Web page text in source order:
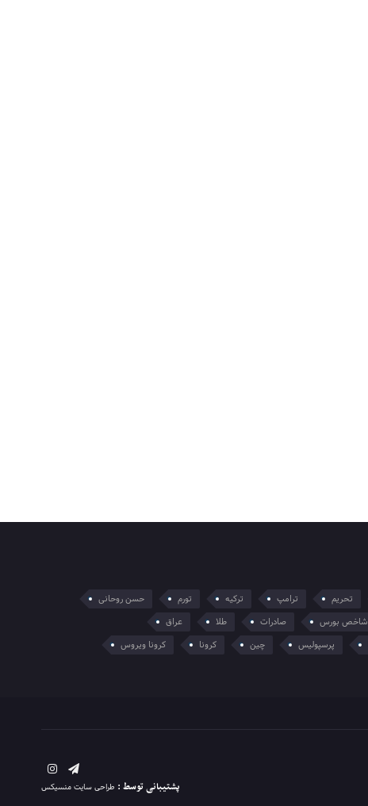
تحریم ترامپ ترکیه تورم
حسن روحانی
شاخص بورس صادرات طلا
عراق
پرسپولیس چین کرونا
کرونا ویروس
پشتیبانی توسط : طراحی سایت منسیکس